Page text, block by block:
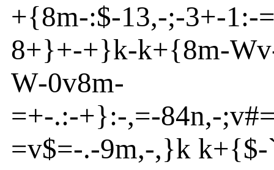
+{8m-:$-13,-;-3+-1:-
8+}+-+}k-k+{8m-Wv
W-0v8m-
=+-.:-+}:-,=-84n,-;v
=v$=-.-9m,-,}k k+{$-